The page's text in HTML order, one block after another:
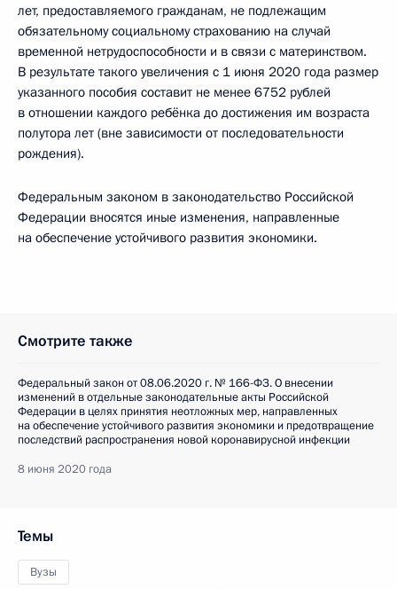
лет, предоставляемого гражданам, не подлежащим
обязательному социальному страхованию на случай
временной нетрудоспособности и в связи с материнством.
В результате такого увеличения с 1 июня 2020 года размер
указанного пособия составит не менее 6752 рублей
в отношении каждого ребёнка до достижения им возраста
полутора лет (вне зависимости от последовательности
рождения).
Федеральным законом в законодательство Российской
Федерации вносятся иные изменения, направленные
на обеспечение устойчивого развития экономики.
Смотрите также
Федеральный закон от 08.06.2020 г. № 166-ФЗ. О внесении
изменений в отдельные законодательные акты Российской
Федерации в целях принятия неотложных мер, направленных
на обеспечение устойчивого развития экономики и предотвращение
последствий распространения новой коронавирусной инфекции
8 июня 2020 года
Темы
Вузы